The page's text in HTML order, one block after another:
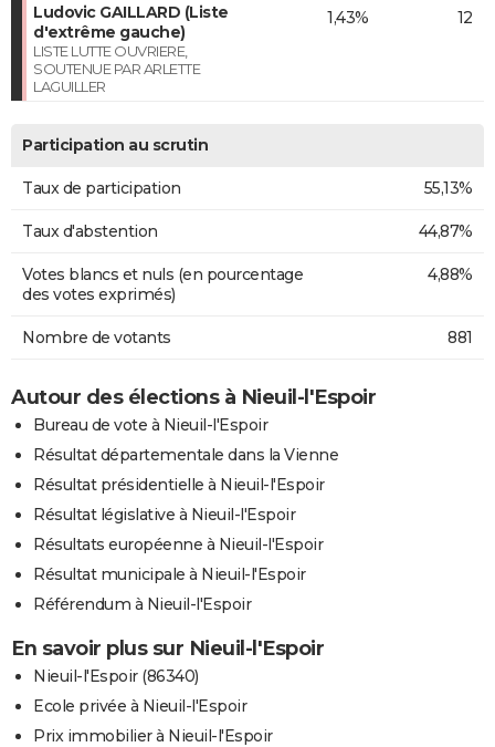
Ludovic GAILLARD (Liste
d'extrême gauche)
LISTE LUTTE OUVRIERE,
SOUTENUE PAR ARLETTE
LAGUILLER
1,43% 12
Participation au scrutin
Taux de participation 55,13%
Taux d'abstention 44,87%
Votes blancs et nuls (en pourcentage
des votes exprimés)
4,88%
Nombre de votants 881
Autour des élections à Nieuil-l'Espoir
Bureau de vote à Nieuil-l'Espoir
Résultat départementale dans la Vienne
Résultat présidentielle à Nieuil-l'Espoir
Résultat législative à Nieuil-l'Espoir
Résultats européenne à Nieuil-l'Espoir
Résultat municipale à Nieuil-l'Espoir
Référendum à Nieuil-l'Espoir
En savoir plus sur Nieuil-l'Espoir
Nieuil-l'Espoir (86340)
Ecole privée à Nieuil-l'Espoir
Prix immobilier à Nieuil-l'Espoir